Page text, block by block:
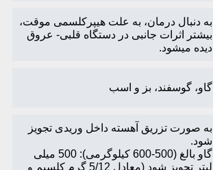
به دنبال درمان، به علت هیپرکلسمی موقت،
بیشتر اثرات جانبی در دستگاه قلبی- عروق
دیده می­شود.
گاو، گوسفند، بز و اسب
به صورت تزریق آهسته داخل وریدی تجویز
شود.
گاو بالغ (500-600 کیلوگرمی): 500 میلی
لیتر تجویز شود (معادل 5/12 گرم کلسیم و